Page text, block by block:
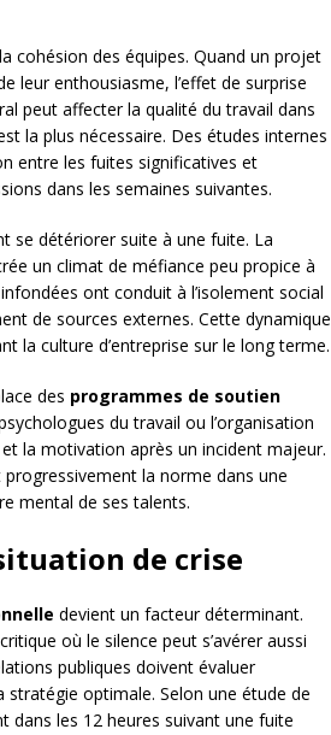
cohésion des équipes. Quand un projet
leur enthousiasme, l’effet de surprise
peut affecter la qualité du travail dans
la plus nécessaire. Des études internes
entre les fuites significatives et
dans les semaines suivantes.
se détériorer suite à une fuite. La
un climat de méfiance peu propice à
ont conduit à l’isolement social
de sources externes. Cette dynamique
la culture d’entreprise sur le long terme.
des programmes de soutien
du travail ou l’organisation
la motivation après un incident majeur.
la norme dans une
mental de ses talents.
de crise
devient un facteur déterminant.
où le silence peut s’avérer aussi
publiques doivent évaluer
optimale. Selon une étude de
dans les 12 heures suivant une fuite